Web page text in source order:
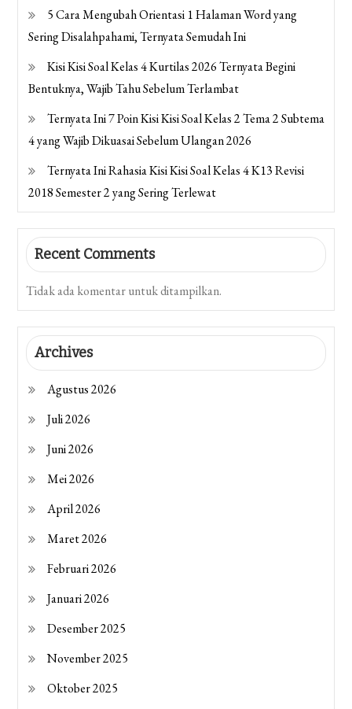
5 Cara Mengubah Orientasi 1 Halaman Word yang
Sering Disalahpahami, Ternyata Semudah Ini
Kisi Kisi Soal Kelas 4 Kurtilas 2026 Ternyata Begini
Bentuknya, Wajib Tahu Sebelum Terlambat
Ternyata Ini 7 Poin Kisi Kisi Soal Kelas 2 Tema 2 Subtema
4 yang Wajib Dikuasai Sebelum Ulangan 2026
Ternyata Ini Rahasia Kisi Kisi Soal Kelas 4 K13 Revisi
2018 Semester 2 yang Sering Terlewat
Recent Comments
Tidak ada komentar untuk ditampilkan.
Archives
Agustus 2026
Juli 2026
Juni 2026
Mei 2026
April 2026
Maret 2026
Februari 2026
Januari 2026
Desember 2025
November 2025
Oktober 2025